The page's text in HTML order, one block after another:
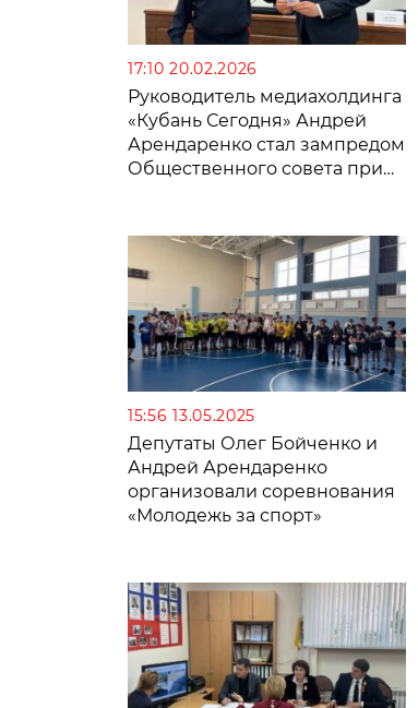
17:10 20.02.2026
Руководитель медиахолдинга
«Кубань Сегодня» Андрей
Арендаренко стал зампредом
Общественного совета при
15:56 13.05.2025
Депутаты Олег Бойченко и
Андрей Арендаренко
организовали соревнования
«Молодежь за спорт»